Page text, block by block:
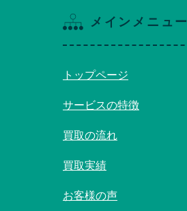
メインメニュー
トップページ
サービスの特徴
買取の流れ
買取実績
お客様の声